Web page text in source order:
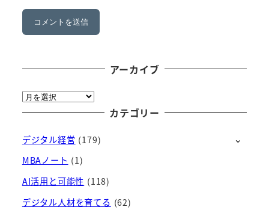
アーカイブ
ア
ー
イ
ブ
カテゴリー
デジタル経営 (179)
MBAノート (1)
AI活用と可能性 (118)
デジタル人材を育てる (62)